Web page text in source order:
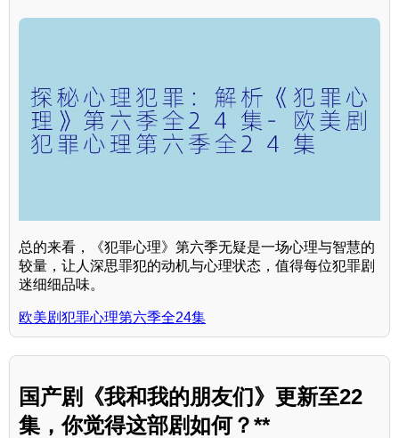
总的来看，《犯罪心理》第六季无疑是一场心理与智慧的
较量，让人深思罪犯的动机与心理状态，值得每位犯罪剧
迷细细品味。
欧美剧犯罪心理第六季全24集
国产剧《我和我的朋友们》更新至22
集，你觉得这部剧如何？**